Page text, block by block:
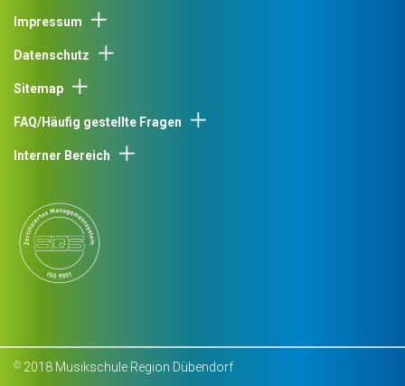
Impressum
Datenschutz
Sitemap
FAQ/Häufig gestellte Fragen
Interner Bereich
© 2018 Musikschule Region Dübendorf